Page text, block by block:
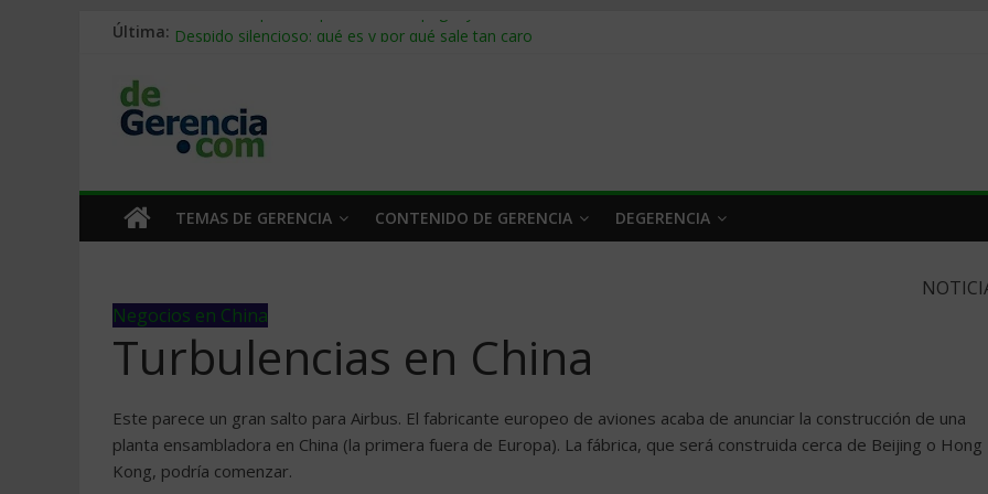
Última: Stablecoins para empresas: cómo pagar y cobrar en 2026
Trabajo forzoso en la cadena de suministro: qué hacer
Mercado hispano de EE. UU.: cómo segmentarlo y venderle
TEMAS DE GERENCIA CONTENIDO DE GERENCIA DEGERENCIA
Negocios en China
Turbulencias en China
Este parece un gran salto para Airbus. El fabricante europeo de aviones acaba de anunciar la construcción de una
planta ensambladora en China (la primera fuera de Europa). La fábrica, que será construida cerca de Beijing o Hong
Kong, podría comenzar.